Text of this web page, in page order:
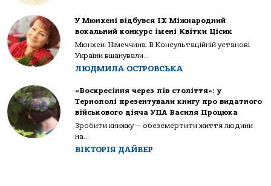
У Мюнхені відбувся IX Міжнародний
вокальний конкурс імені Квітки Цісик
Мюнхен. Німеччина. В Консультаційній установі
України вшанували...
ЛЮДМИЛА ОСТРОВСЬКА
«Воскресіння через пів століття»: у
Тернополі презентували книгу про видатного
військового діяча УПА Василя Процюка
Зробити книжку — обезсмертити життя людини
на...
ВІКТОРІЯ ДАЙВЕР